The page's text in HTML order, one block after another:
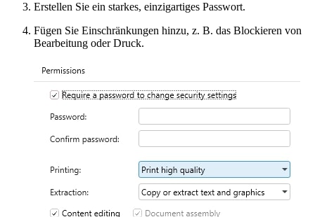
Erstellen Sie ein starkes, einzigartiges Passwort.
Fügen Sie Einschränkungen hinzu, z. B. das Blockieren von
Bearbeitung oder Druck.